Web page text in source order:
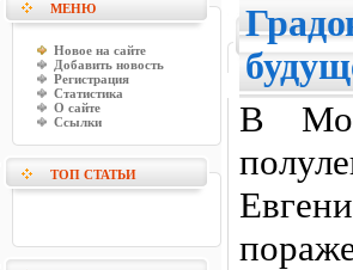
МЕНЮ
Новое на сайте
Добавить новость
Регистрация
Статистика
О сайте
Ссылки
ТОП СТАТЬИ
В